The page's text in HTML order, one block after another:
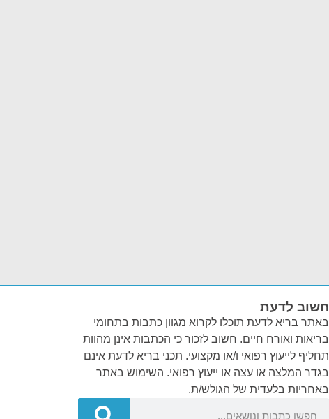
חשוב לדעת
באתר בריא לדעת תוכלו לקרוא מגוון כתבות בתחומי
בריאות ואורח חיים. חשוב לזכור כי הכתבות אינן מהוות
תחליף לייעוץ רפואי ו/או מקצועי. תכני בריא לדעת אינם
בגדר המלצה או עצה או ייעוץ רפואי. השימוש באתר
באחריות בלעדית של הגולש/ת.